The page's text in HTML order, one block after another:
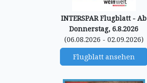
INTERSPAR Flugblatt - Ab
Donnerstag, 6.8.2026
(06.08.2026 - 02.09.2026)
Flugblatt ansehen